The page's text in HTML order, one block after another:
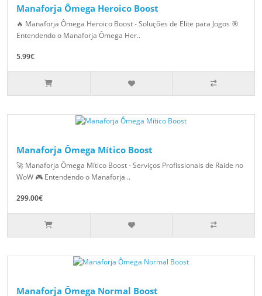
Manaforja Ômega Heroico Boost
🔥 Manaforja Ômega Heroico Boost - Soluções de Elite para Jogos 🎯
Entendendo o Manaforja Ômega Her..
5.99€
Manaforja Ômega Mítico Boost
🚀 Manaforja Ômega Mítico Boost - Serviços Profissionais de Raide no
WoW 🎮 Entendendo o Manaforja ..
299.00€
Manaforja Ômega Normal Boost